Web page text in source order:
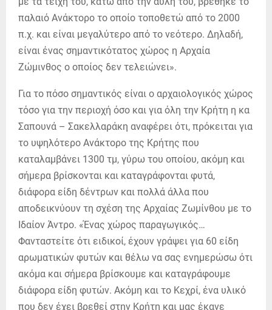
παλαιό Ανάκτορο το οποίο τοποθετώ από το 2000
π.χ. και είναι μεγαλύτερο από το νεότερο. Δηλαδή,
είναι ένας σημαντικότατος χώρος η Αρχαία
Ζώμινθος ο οποίος δεν τελειώνει».
Για το πόσο σημαντικός είναι ο αρχαιολογικός χώρος
τόσο για την περιοχή όσο και για όλη την Κρήτη η κα
Σαπουνά – Σακελλαράκη αναφέρει ότι, πρόκειται για
το υψηλότερο Ανάκτορο της Κρήτης που
καταλαμβάνει 1300 τμ, γύρω του οποίου, ακόμη και
σήμερα βρίσκονται και καταγράφονται φυτά,
διάφορα είδη δέντρων και πολλά άλλα που
αποδεικνύουν τη σχέση της Αρχαίας Ζωμίνθου με το
Ιδαίον Άντρο. «Ένας χώρος παραγωγικός…
Φανταστείτε ότι ειδικοί, έχουν γράψει για 60 είδη
αρωματικών φυτών και θέλω να σας ενημερώσω ότι
ακόμα και σήμερα βρίσκουμε και καταγράφουμε
διάφορα είδη φυτών. Ακόμη και το Κεχρί, ένα υλικό
που δεν έχει βρεθεί στην Κρήτη και μας έκανε